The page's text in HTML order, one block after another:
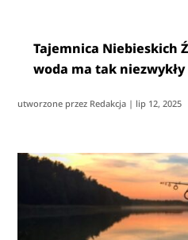
Tajemnica Niebieskich
woda ma tak
utworzone przez Redakcja | lip 12, 2025